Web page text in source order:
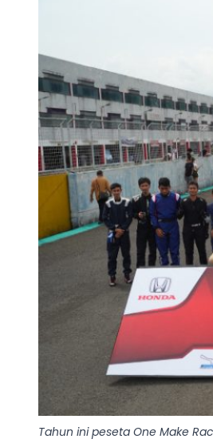
Tahun ini peseta One Make